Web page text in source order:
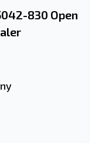
830 Open